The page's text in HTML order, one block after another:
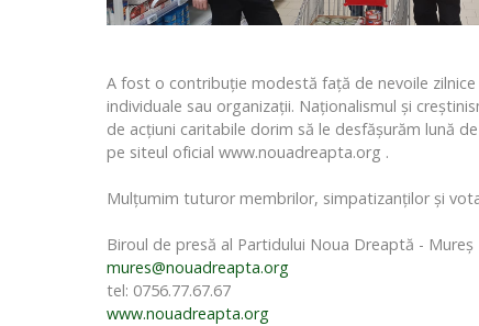
A fost o contribuție modestă față de nevoile
individuale sau organizații. Naționalismul și
de acțiuni caritabile dorim să le desfășurăm lună
pe siteul oficial www.nouadreapta.org .
Mulțumim tuturor membrilor, simpatizanților și
Biroul de presă al Partidului Noua Dreaptă - Mureș
mures@nouadreapta.org
tel: 0756.77.67.67
www.nouadreapta.org